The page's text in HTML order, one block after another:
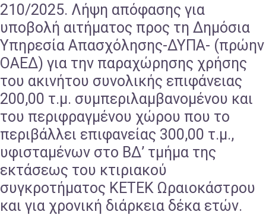
210/2025. Λήψη απόφασης για
υποβολή αιτήματος προς τη Δημόσια
Υπηρεσία Απασχόλησης-ΔΥΠΑ- (πρώην
ΟΑΕΔ) για την παραχώρησης χρήσης
του ακινήτου συνολικής επιφάνειας
200,00 τ.μ. συμπεριλαμβανομένου και
του περιφραγμένου χώρου που το
περιβάλλει επιφανείας 300,00 τ.μ.,
υφισταμένων στο ΒΔ’ τμήμα της
εκτάσεως του κτιριακού
συγκροτήματος ΚΕΤΕΚ Ωραιοκάστρου
και για χρονική διάρκεια δέκα ετών.